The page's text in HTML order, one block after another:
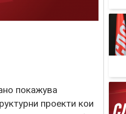
покажува
проекти кои